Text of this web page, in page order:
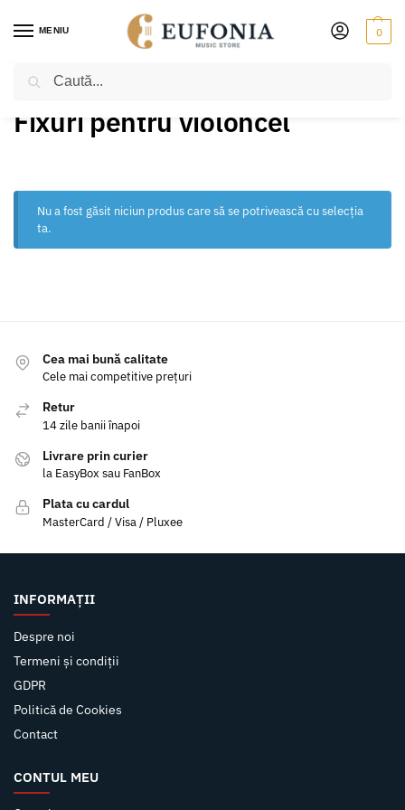
MENIU 0
PRIMA PAGINĂ /
Fixuri pentru violoncel
Nu a fost găsit niciun produs care să se potrivească cu selecția
ta.
Cea mai bună calitate
Cele mai competitive prețuri
Retur
14 zile banii înapoi
Livrare prin curier
la EasyBox sau FanBox
Plata cu cardul
MasterCard / Visa / Pluxee
INFORMAȚII
Despre noi
Termeni și condiții
GDPR
Politică de Cookies
Contact
CONTUL MEU